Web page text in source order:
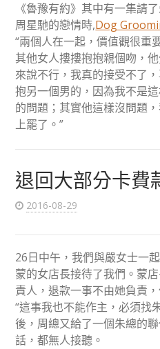
《魯豫有約》其中有一集請
周星馳的戀情時,Dog
“兩個人在一起，價值觀很重
其他女人摟摟抱抱親個吻，
來說不行，我真的接受不了
抱另一個男的，因為我不是
的問題；其實他這樣沒問題
上罷了。”
退回大部分卡費
2016-08-29
26日中午，我們與嚴女士一
蒙的女店長接待了我們。蒙
責人，退款一事不由她負責
“這事我也不能作主，必須找
後，周總又給了一個朱總的
話，都無人接聽。